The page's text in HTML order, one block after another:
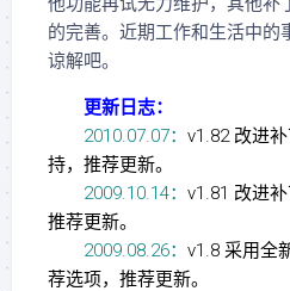
的完善。近期工作和生活中的
谅解吧。
更新日志：
2010.07.07： v1.82 改进
持，推荐更新。
2009.10.14： v1.81 改进
推荐更新。
2009.08.26： v1.8 采用全
荐选项，推荐更新。